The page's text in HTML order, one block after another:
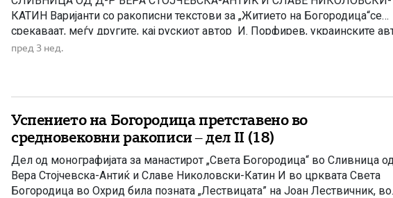
КАТИН Варијанти со ракописни текстови за „Житието на Богородица“се
срекаваат, меѓу другите, кај рускиот автор И. Порфирев, украинските
И. Франко и A. Јацимирски, бугарскиот автор B. Јагич, српскиот автор Ст.
пред 3 нед.
Успението на Богородица претставено во
средновековни ракописи – дел II (18)
Дел од монографијата за манастирот „Света Богородица“ во Сливница
Вера Стојчевска-Антиќ и Славе Николовски-Катин И во црквата Света
Богородица во Охрид била позната „Лествицата” на Јоан Лествичник, во